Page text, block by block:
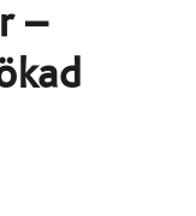
–